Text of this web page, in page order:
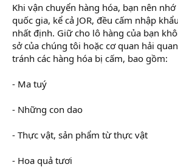
Khi vận chuyển hàng hóa, bạn nên nhớ
quốc gia, kể cả JOR, đều cấm nhập
nhất định. Giữ cho lô hàng của bạn
sở của chúng tôi hoặc cơ quan hải quan
tránh các hàng hóa bị cấm, bao gồm:
- Ma tuý
- Những con dao
- Thực vật, sản phẩm từ thực vật
- Hoa quả tươi